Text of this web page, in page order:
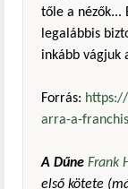
tőle a nézők...
legalábbis
inkább vágjuk
Forrás:
arra-a-
A Dűne Frank
első kötete